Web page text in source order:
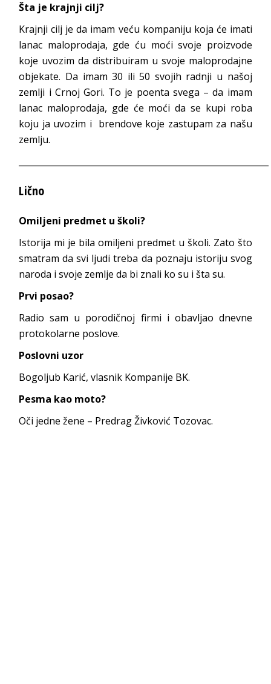
Šta je krajnji cilj?
Krajnji cilj je da imam veću kompaniju koja će imati
lanac maloprodaja, gde ću moći svoje proizvode
koje uvozim da distribuiram u svoje maloprodajne
objekate. Da imam 30 ili 50 svojih radnji u našoj
zemlji i Crnoj Gori. To je poenta svega – da imam
lanac maloprodaja, gde će moći da se kupi roba
koju ja uvozim i brendove koje zastupam za našu
zemlju.
Lično
Omiljeni predmet u školi?
Istorija mi je bila omiljeni predmet u školi. Zato što
smatram da svi ljudi treba da poznaju istoriju svog
naroda i svoje zemlje da bi znali ko su i šta su.
Prvi posao?
Radio sam u porodičnoj firmi i obavljao dnevne
protokolarne poslove.
Poslovni uzor
Bogoljub Karić, vlasnik Kompanije BK.
Pesma kao moto?
Oči jedne žene – Predrag Živković Tozovac.